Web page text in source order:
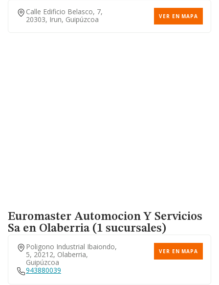
Calle Edificio Belasco, 7,
20303, Irun, Guipúzcoa
VER EN MAPA
Euromaster Automocion Y Servicios
Saen Olaberria (1 sucursales)
Poligono Industrial Ibaiondo,
5, 20212, Olaberria,
Guipúzcoa
VER EN MAPA
943880039